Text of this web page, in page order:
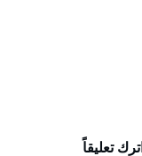
اترك تعليقاً